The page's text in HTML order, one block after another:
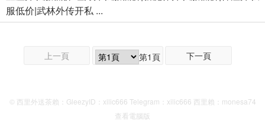
服低价|武林外传开私 ...
上一頁 第1頁 下一頁
© 西里外送茶賴：GleezyID：xilic666 Telegram：xilic666 西里賴：monesa74
查看電腦版